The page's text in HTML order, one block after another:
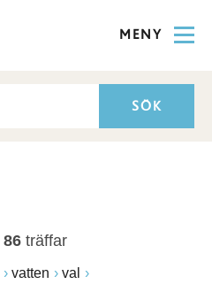
MENY
86 träffar
vatten val